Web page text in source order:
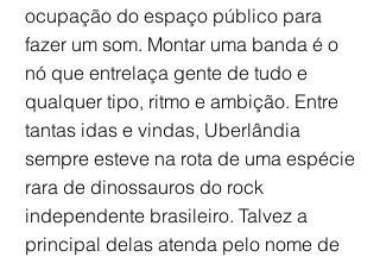
ocupação do espaço público para
fazer um som. Montar uma banda é o
nó que entrelaça gente de tudo e
qualquer tipo, ritmo e ambição. Entre
tantas idas e vindas, Uberlândia
sempre esteve na rota de uma espécie
rara de dinossauros do rock
independente brasileiro. Talvez a
principal delas atenda pelo nome de